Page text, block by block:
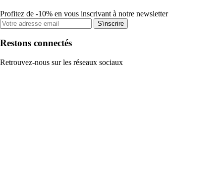
Profitez de -10% en vous inscrivant à notre newsletter
S'inscrire
Restons connectés
Retrouvez-nous sur les réseaux sociaux